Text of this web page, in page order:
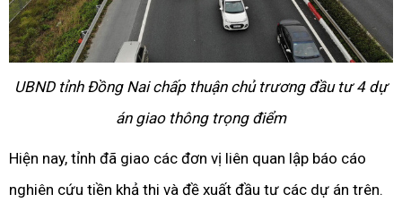
UBND tỉnh Đồng Nai chấp thuận chủ trương đầu tư 4 dự
án giao thông trọng điểm
Hiện nay, tỉnh đã giao các đơn vị liên quan lập báo cáo
nghiên cứu tiền khả thi và đề xuất đầu tư các dự án trên.